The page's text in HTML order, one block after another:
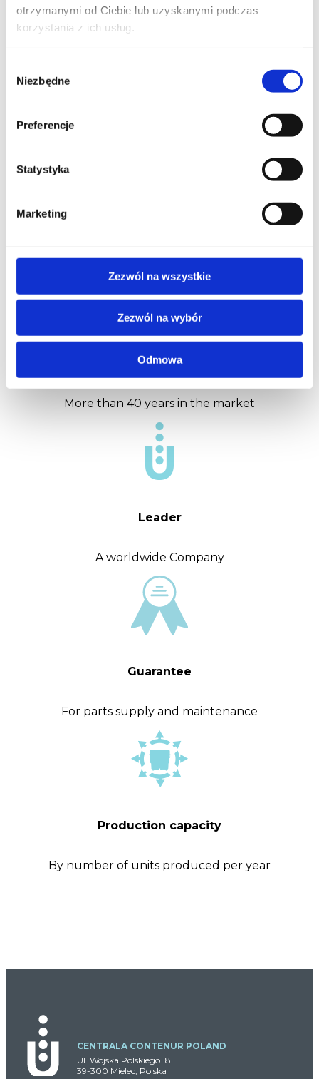
otrzymanymi od Ciebie lub uzyskanymi podczas
korzystania z ich usług.
zgody
Niezbędne
Preferencje
Statystyka
Marketing
Zezwól na wszystkie
Zezwól na wybór
Odmowa
Crane-lift Range
Why choose the
CONTENUR
Experience
More than 40 years in the market
Leader
A worldwide Company
Guarantee
For parts supply and maintenance
Production capacity
By number of units produced per year
CENTRALA CONTENUR POLAND
Ul. Wojska Polskiego 18
39-300 Mielec, Polska